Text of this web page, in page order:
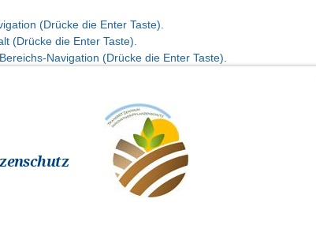
(Drücke die Enter Taste).
(Drücke die Enter Taste).
Navigation (Drücke die Enter Taste).